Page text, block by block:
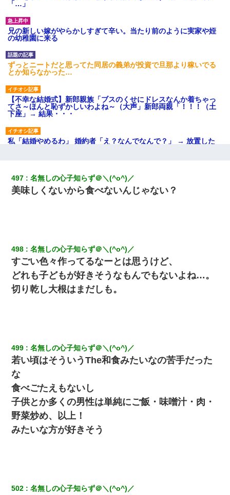
「…」
兄の新しい嫁がやらかしすぎて辛い。当たり前のように実家や姪
の幼稚園に来る
ずっとニートだと思ってた同居の義弟が投資で旦那より稼いでる
とか知らなかった…
【不幸な結婚式】新郎親族「ブスのくせにドレスなんか着ちゃっ
てさ～ほんと恥ずかしいわよね～（大声」新郎両親「！！！（土
下座」→ 結果・・・
私「結婚やめるわ」 婚約者「え？なんでなんで？」 → 放置した
デパートの外商『私さんだと名乗る女が、ツケで宝石を買おうと
していて…』私「！？」→ 翌日。ママ友たちの様子が微妙におか
しくなり・・・
【復讐】義兄嫁「生活費、足りない分を貸してほしい」私「貸す
わけないでしょｗｗｗｗ」→ 理由を話したら泣き出して・・私
（あまりにも希望通り）
わい(42)渋谷の夜のサービスで19の女の子にゴックンさせた結果
俺「初対面でなに言ったか覚えてる？」嫁「臭いんだよ！キモオ
タ？だっけ？」俺「だいたい合ってる。で、なんで告白してきた
の？」→
３２歳俺「ずっと好きでした！！付き合って下さい！」 ２５歳
彼女「うん！！絶対幸せになろうね！！！！」 → ７年後ｗｗ
ｗｗｗ
[緊急]ベロベロの女に声をかけて行為してきた結果
497 名無しの心子知らず＠＼(^o^)／
美味しくないから食べないんじゃない？
498 名無しの心子知らず＠＼(^o^)／
すごい色々作ってるなーとは思うけど、
どれも子どもが好きそうなもんでもないよね…。
切り乾し大根はまだしも。
499 名無しの心子知らず＠＼(^o^)／
若い頃はそういうThe和食みたいなの苦手だった
な
食べごたえもないし
子供とか多くの男性は単純にご飯・味噌汁・肉・
野菜炒め、以上！
みたいな方が好きそう
502 名無しの心子知らず＠＼(^o^)／